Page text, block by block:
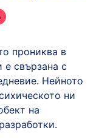
прониква в
е свързана с
Нейното
ни
на